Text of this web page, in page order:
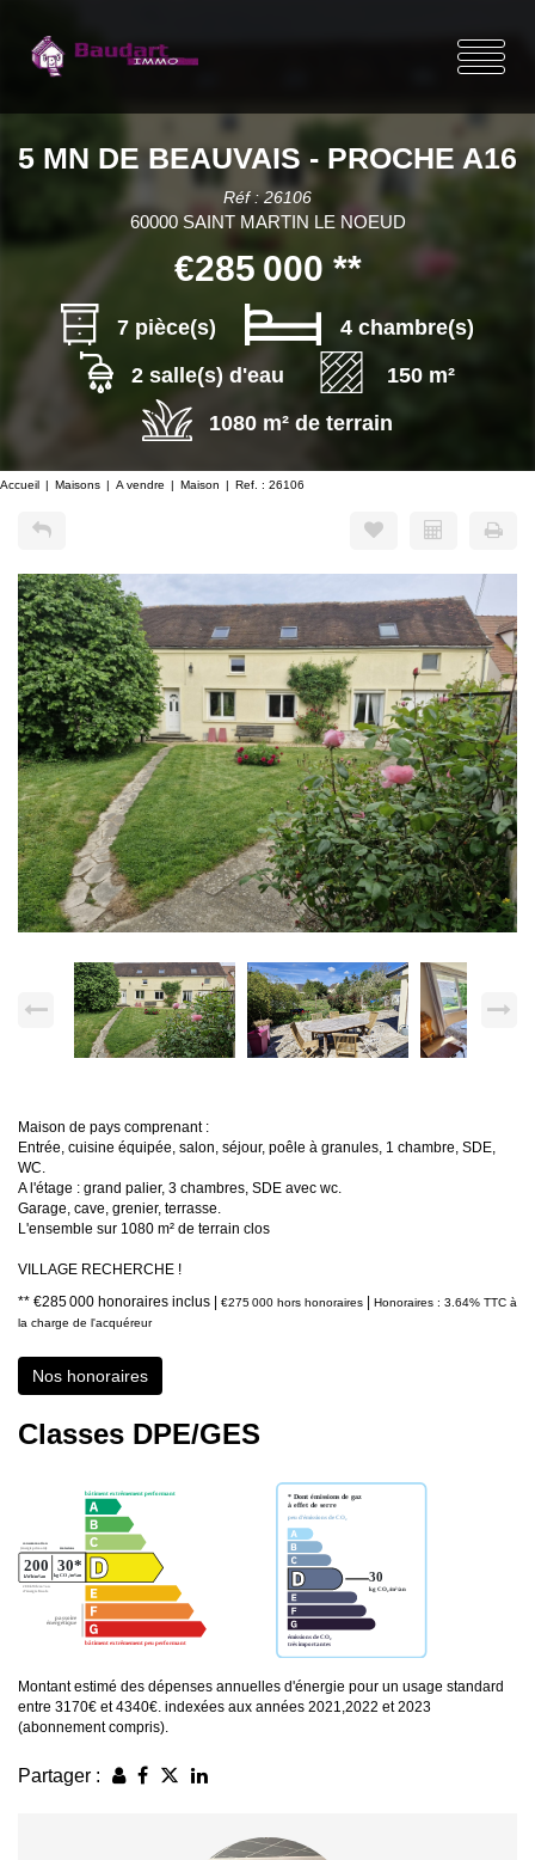
5 MN DE BEAUVAIS - PROCHE A16
Réf : 26106
60000 SAINT MARTIN LE NOEUD
€285 000 **
7 pièce(s)
4 chambre(s)
2 salle(s) d'eau
150 m²
1080 m² de terrain
Accueil Maisons A vendre Maison Ref. : 26106
Maison de pays comprenant :
Entrée, cuisine équipée, salon, séjour, poêle à granules, 1 chambre, SDE,
WC.
A l'étage : grand palier, 3 chambres, SDE avec wc.
Garage, cave, grenier, terrasse.
L'ensemble sur 1080 m² de terrain clos
VILLAGE RECHERCHE !
** €285 000 honoraires inclus €275 000 hors honoraires
Honoraires : 3.64% TTC à
la charge de l'acquéreur
Nos honoraires
Classes DPE/GES
Montant estimé des dépenses annuelles d'énergie pour un usage standard
entre 3170€ et 4340€. indexées aux années 2021,2022 et 2023
(abonnement compris).
Partager :